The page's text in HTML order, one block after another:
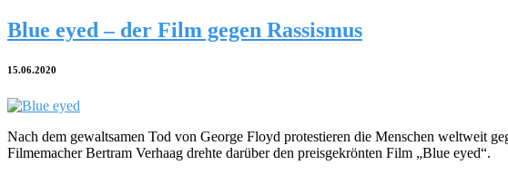
Blue eyed – der Film gegen Rassismus
15.06.2020
Nach dem gewaltsamen Tod von George Floyd protestieren die Menschen weltweit
Filmemacher Bertram Verhaag drehte darüber den preisgekrönten Film „Blue eyed“.